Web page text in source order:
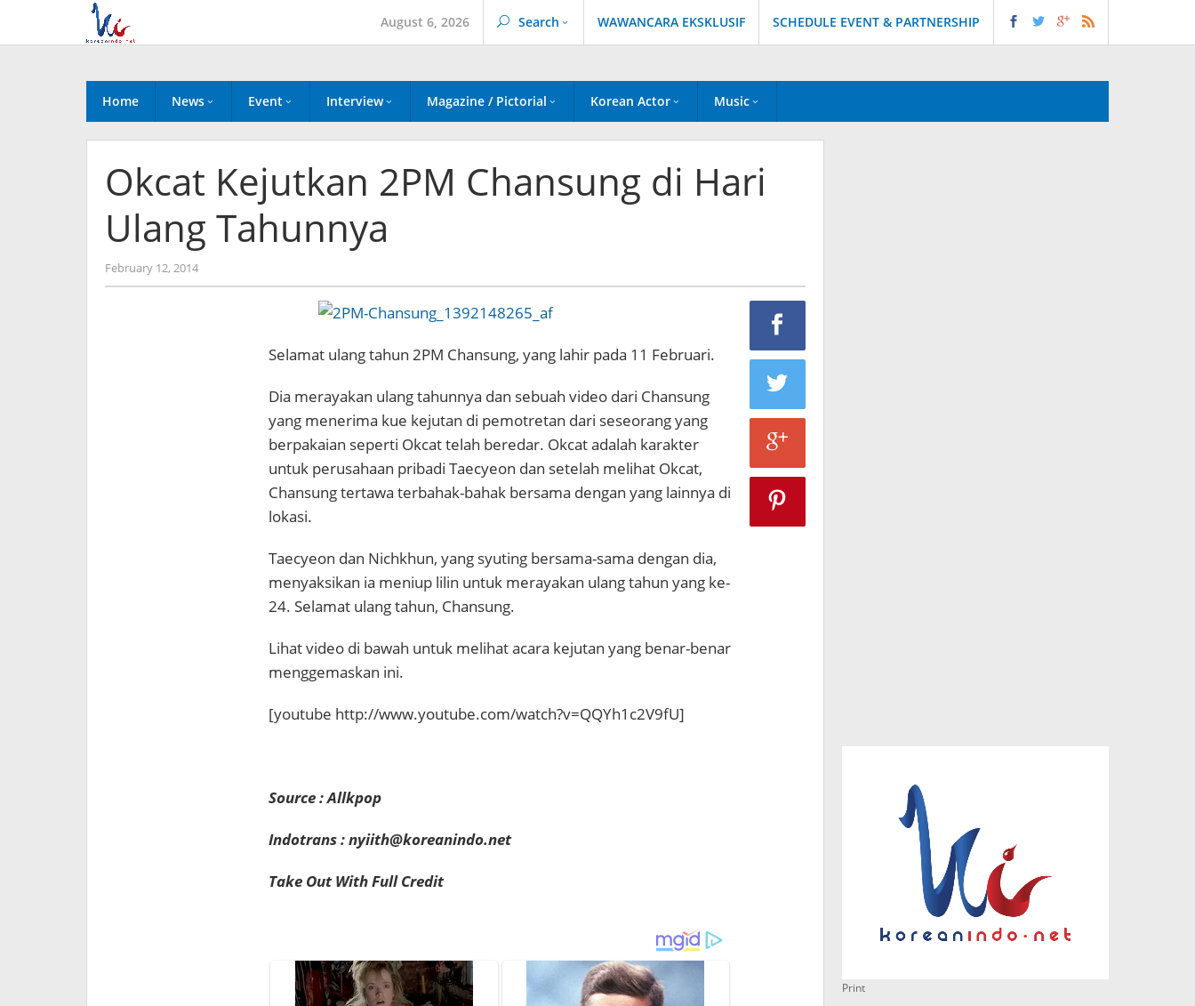
content
August 6, 2026 Search WAWANCARA EKSKLUSIF SCHEDULE EVENT & PARTNERSHIP
Home News Event Interview Magazine / Pictorial Korean Actor Music
Okcat Kejutkan 2PM Chansung di Hari
Ulang Tahunnya
February 12, 2014by
Koreanindo
Selamat ulang tahun 2PM Chansung, yang lahir pada 11 Februari.
Dia merayakan ulang tahunnya dan sebuah video dari Chansung
yang menerima kue kejutan di pemotretan dari seseorang yang
berpakaian seperti Okcat telah beredar. Okcat adalah karakter
untuk perusahaan pribadi Taecyeon dan setelah melihat Okcat,
Chansung tertawa terbahak-bahak bersama dengan yang lainnya di
lokasi.
Taecyeon dan Nichkhun, yang syuting bersama-sama dengan dia,
menyaksikan ia meniup lilin untuk merayakan ulang tahun yang ke-
24. Selamat ulang tahun, Chansung.
Lihat video di bawah untuk melihat acara kejutan yang benar-benar
menggemaskan ini.
[youtube http://www.youtube.com/watch?v=QQYh1c2V9fU]
Source : Allkpop
Indotrans : nyiith@koreanindo.net
Take Out With Full Credit
Print